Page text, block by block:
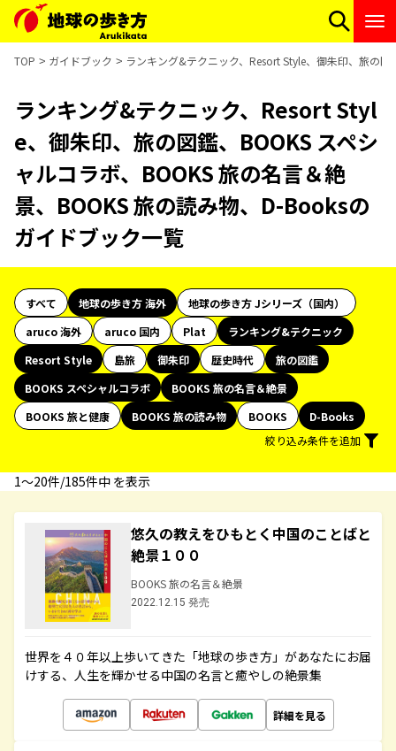
TOP ガイドブック ランキング&テクニック、Resort Style、御朱印、旅の
ランキング&テクニック、Resort Styl
e、御朱印、旅の図鑑、BOOKS スペシ
ャルコラボ、BOOKS 旅の名言＆絶
景、BOOKS 旅の読み物、D-Booksの
ガイドブック一覧
すべて 地球の歩き方 海外
地球の歩き方 Jシリーズ（国内）
aruco 海外
aruco 国内 Plat
ランキング&テクニック
Resort Style
島旅 御朱印 歴史時代
旅の図鑑
BOOKS スペシャルコラボ
BOOKS 旅の名言＆絶景
BOOKS 旅と健康
BOOKS 旅の読み物 BOOKS
D-Books
絞り込み条件を追加
1〜20件/185件中 を表示
悠久の教えをひもとく中国のことばと
絶景１００
BOOKS 旅の名言＆絶景
2022.12.15 発売
世界を４０年以上歩いてきた「地球の歩き方」があなたにお届
けする、人生を輝かせる中国の名言と癒やしの絶景集
詳細を見る